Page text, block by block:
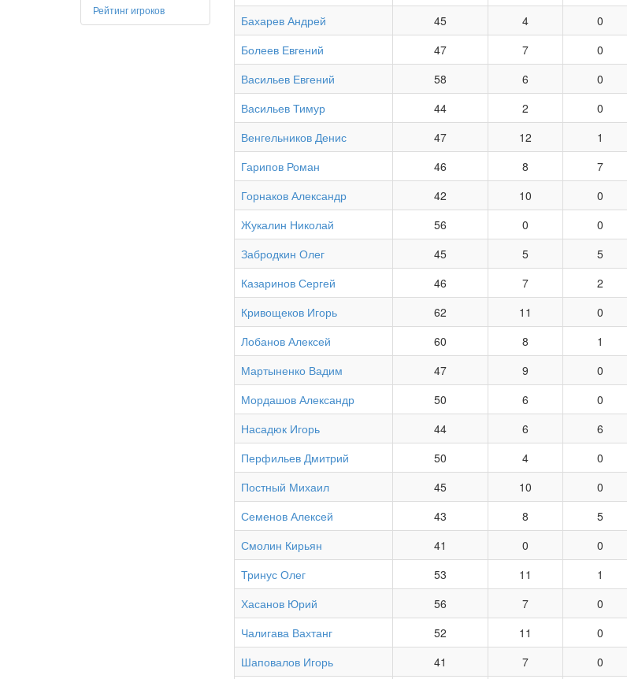
Рейтинг игроков
Бахарев Андрей
45 4 0
Болеев Евгений
47 7 0
Васильев Евгений
58 6 0
Васильев Тимур
44 2 0
Венгельников Денис
47 12 1
Гарипов Роман
46 8 7
Горнаков Александр
42 10 0
Жукалин Николай
56 0 0
Забродкин Олег
45 5 5
Казаринов Сергей
46 7 2
Кривощеков Игорь
62 11 0
Лобанов Алексей
60 8 1
Мартыненко Вадим
47 9 0
Мордашов Александр
50 6 0
Насадюк Игорь
44 6 6
Перфильев Дмитрий
50 4 0
Постный Михаил
45 10 0
Семенов Алексей
43 8 5
Смолин Кирьян
41 0 0
Тринус Олег
53 11 1
Хасанов Юрий
56 7 0
Чалигава Вахтанг
52 11 0
Шаповалов Игорь
41 7 0